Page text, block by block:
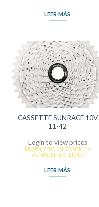
LEER MÁS
CASSETTE SUNRACE 10V
11-42
Login to view prices
PRODUCTO EN STOCK EN
ALMACÉN EXTERNO
LEER MÁS